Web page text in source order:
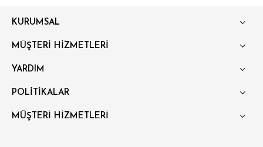
KURUMSAL
MÜŞTERİ HİZMETLERİ
YARDIM
POLİTİKALAR
MÜŞTERİ HİZMETLERİ